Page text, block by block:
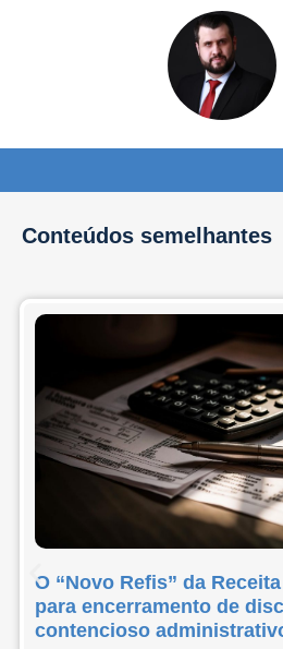
Conteúdos semelhantes
O “Novo Refis” da
para encerramento de
contencioso